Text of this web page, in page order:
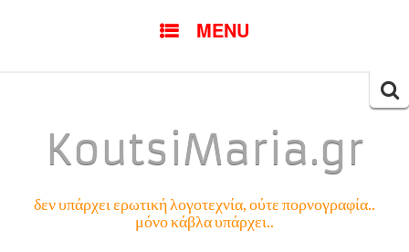
MENU
KoutsiMaria.gr
δεν υπάρχει ερωτική λογοτεχνία, ούτε πορνογραφία..
μόνο κάβλα υπάρχει..